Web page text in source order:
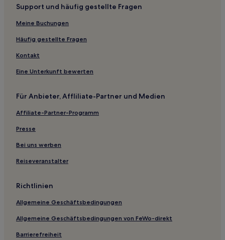
Familien in Landkreis Rostock
Hotels mit Küchenzeile in Landkreis Rostock
Business in Ostseebad Kühlungsborn
Familien in Ostseebad Kühlungsborn
Hotels mit Küchenzeile in Ostseebad Kühlungsborn
Hotels mit Parkplatz in Darß-Zingster Boddenkette
Haustierfreundliche in Darß-Zingster Boddenkette
Hotels mit Parkplatz in Darß
Familien in Stralsund
Familien in Ostseebad Dierhagen
Hotels mit Küchenzeile in Ostseebad Dierhagen
Haustierfreundliche in Ostseebad Dierhagen
Familien in Kühlungsborn
Haustierfreundliche in Güstrow
Support und häufig gestellte Fragen
Meine Buchungen
Häufig gestellte Fragen
Kontakt
Eine Unterkunft bewerten
Für Anbieter, Affliliate-Partner und Medien
Affiliate-Partner-Programm
Presse
Bei uns werben
Reiseveranstalter
Richtlinien
Allgemeine Geschäftsbedingungen
Allgemeine Geschäftsbedingungen von FeWo-direkt
Barrierefreiheit